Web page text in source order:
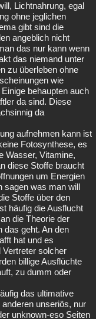
Lichtnahrung, egal
ohne jeglichen
gibt sind die
angeblich nicht
das nur kann wenn
das niemand unter
zu überleben ohne
wie
behaupten auch
da sind. Diese
da
aufnehmen kann ist
Fotosynthese, es
Wasser, Vitamine,
diese Stoffe braucht
um Energien
sagen was man will
Stoffe über den
häufig die Ausflucht
die Theorie der
das geht. An den
hat und es
solcher
billige Ausflüchte
zu dumm oder
das ultimative
unseriös, nur
unknown-eso Seiten